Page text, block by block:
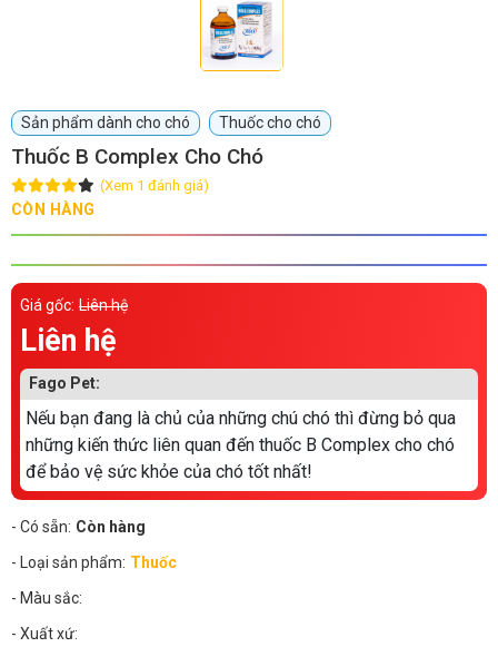
Dịch vụ cắt tỉa lông chó
Dịch vụ mua bán chó
mèo
Dịch vụ phối giống chó
mèo
TIN TỨC
spa cho thú cưng
Thông tin về chó
CHÍNH SÁCH
Chính sách mua hàng Chính sách vận chuyển
Chính sách bảo hành Chính sách bảo mật
Sản phẩm dành cho chó Thuốc cho chó
Thuốc B Complex Cho Chó
(Xem 1 đánh giá)
CÒN HÀNG
Giá gốc: Liên hệ
Liên hệ
Fago Pet:
Nếu bạn đang là chủ của những chú chó thì đừng bỏ qua
những kiến thức liên quan đến thuốc B Complex cho chó
để bảo vệ sức khỏe của chó tốt nhất!
- Có sẵn: Còn hàng
- Loại sản phẩm: Thuốc
- Màu sắc:
- Xuất xứ: